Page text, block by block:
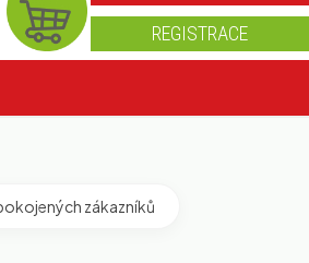
REGISTRACE
zákazníků